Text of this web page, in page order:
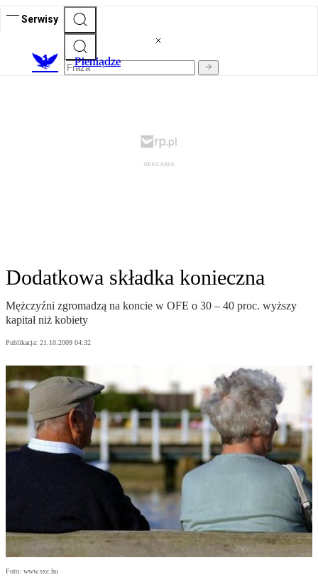
Serwisy
Pieniądze
Dodatkowa składka konieczna
Mężczyźni zgromadzą na koncie w OFE o 30 – 40 proc. wyższy
kapitał niż kobiety
Publikacja: 21.10.2009 04:32
Foto: www.sxc.hu